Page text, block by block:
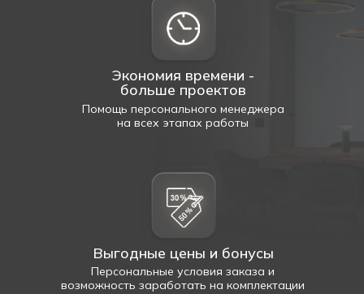
Экономия времени -
больше проектов
Выгодные цены и бонусы
Помощь персонального менеджера
на всех этапах работы
Персональные условия заказа и
возможность заработать на комплектации